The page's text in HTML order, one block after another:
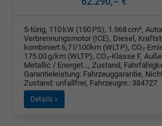
5-türig, 110 kW (150 PS), 1.968 cm³,
Verbrennungsmotor (ICE), Diesel,
kombiniert 6,7 l/100km (WLTP), CO₂-
175.00 g/km (WLTP), CO₂-Klasse F,
Metallic / Energet..., Zustand,
Garantieleistung: Fahrzeuggarantie,
Zustand: unfallfrei, Fahrzeugnr.: 384727
Details »